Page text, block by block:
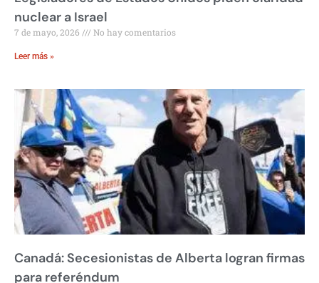
nuclear a Israel
7 de mayo, 2026 No hay comentarios
Leer más »
Canadá: Secesionistas de Alberta logran firmas
para referéndum